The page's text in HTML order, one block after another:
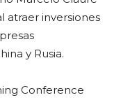
atraer inversiones
y Rusia.
Conference